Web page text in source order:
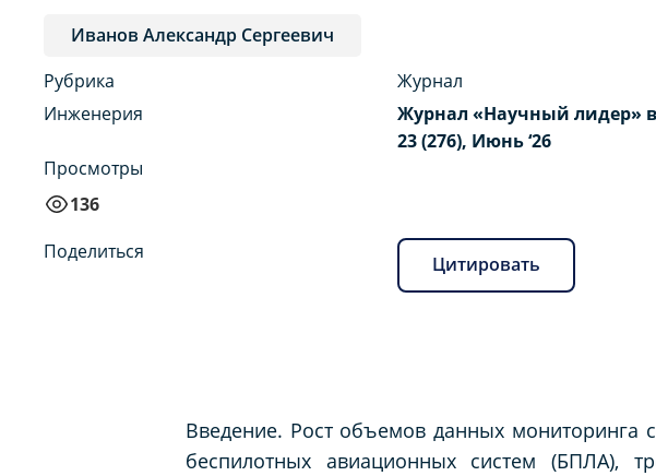
Иванов Александр Сергеевич
Рубрика
Инженерия
Просмотры
136
Журнал
Журнал «Научный лидер»
23 (276), Июнь ‘26
Поделиться
Цитировать
Введение. Рост объемов данных мониторинга
беспилотных авиационных систем (БПЛА),